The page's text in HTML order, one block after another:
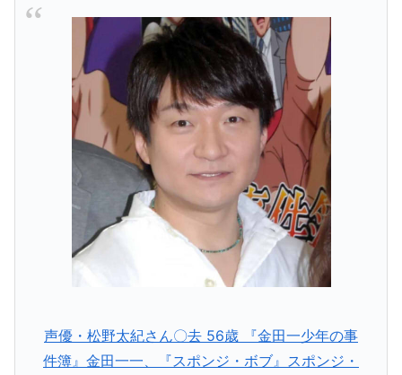
声優・松野太紀さん〇去 56歳 『金田一少年の事
件簿』金田一一、『スポンジ・ボブ』スポンジ・